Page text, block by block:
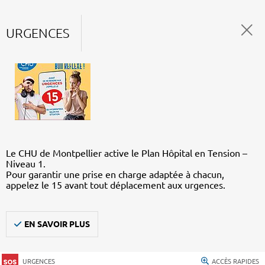
URGENCES
Le CHU de Montpellier active le Plan Hôpital en Tension –
Niveau 1.
Pour garantir une prise en charge adaptée à chacun,
appelez le 15 avant tout déplacement aux urgences.
EN SAVOIR PLUS
URGENCES ACCÈS RAPIDES